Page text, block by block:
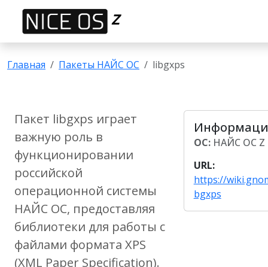
Z
Главная Пакеты НАЙС ОС libgxps
Пакет libgxps играет
важную роль в
функционировании
российской
операционной системы
НАЙС ОС, предоставляя
библиотеки для работы с
файлами формата XPS
(XML Paper Specification).
ОС:НАЙС ОС Z
URL:
https://
bgxps